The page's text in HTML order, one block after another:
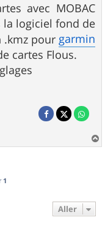
avec MOBAC
la logiciel fond de
.kmz pour garmin
cartes Flous.
a
1
Aller